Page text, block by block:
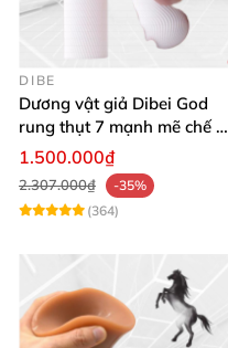
DIBE
Dương vật giả Dibei God
rung thụt 7 mạnh mẽ chế độ
tỏa nhiệt
1.500.000₫
2.307.000₫
-35%
(364)